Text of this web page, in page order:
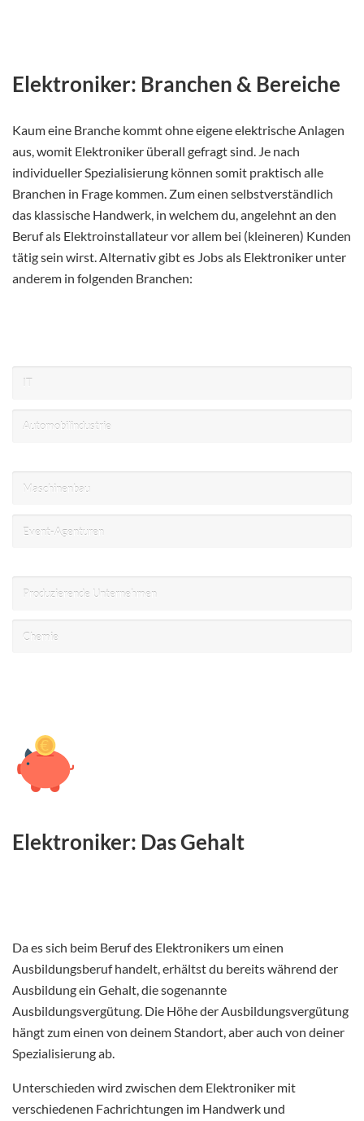
Elektroniker: Branchen & Bereiche
Kaum eine Branche kommt ohne eigene elektrische Anlagen
aus, womit Elektroniker überall gefragt sind. Je nach
individueller Spezialisierung können somit praktisch alle
Branchen in Frage kommen. Zum einen selbstverständlich
das klassische Handwerk, in welchem du, angelehnt an den
Beruf als Elektroinstallateur vor allem bei (kleineren) Kunden
tätig sein wirst. Alternativ gibt es Jobs als Elektroniker unter
anderem in folgenden Branchen:
IT
Automobilindustrie
Maschinenbau
Event-Agenturen
Produzierende Unternehmen
Chemie
Elektroniker: Das Gehalt
Da es sich beim Beruf des Elektronikers um einen
Ausbildungsberuf handelt, erhältst du bereits während der
Ausbildung ein Gehalt, die sogenannte
Ausbildungsvergütung. Die Höhe der Ausbildungsvergütung
hängt zum einen von deinem Standort, aber auch von deiner
Spezialisierung ab.
Unterschieden wird zwischen dem Elektroniker mit
verschiedenen Fachrichtungen im Handwerk und